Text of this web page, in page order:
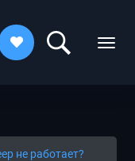
не работает?